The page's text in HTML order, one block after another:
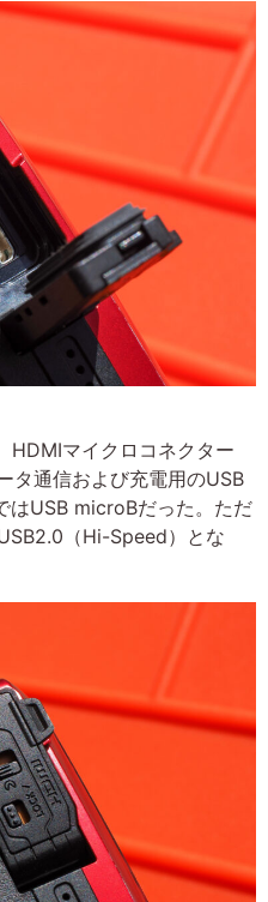
HDMIマイクロコネクター
タ通信および充電用のUSB
USB microBだった。ただ
（Hi-Speed）とな